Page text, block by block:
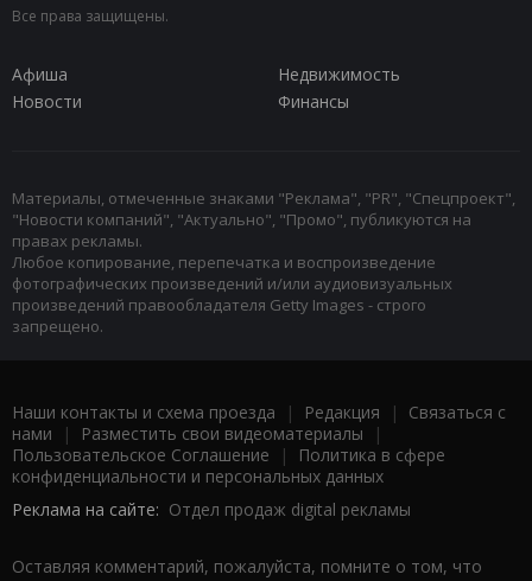
Все права защищены.
Афиша
Недвижимость
Новости
Финансы
Материалы, отмеченные знаками "Реклама", "PR", "Спецпроект",
"Новости компаний", "Актуально", "Промо", публикуются на
правах рекламы.
Любое копирование, перепечатка и воспроизведение
фотографических произведений и/или аудиовизуальных
произведений правообладателя Getty Images - строго
запрещено.
Наши контакты и схема проезда | Редакция | Связаться с
нами | Разместить свои видеоматериалы |
Пользовательское Соглашение |
Политика в сфере
конфиденциальности и персональных данных
Реклама на сайте: Отдел продаж digital рекламы
Оставляя комментарий, пожалуйста, помните о том, что